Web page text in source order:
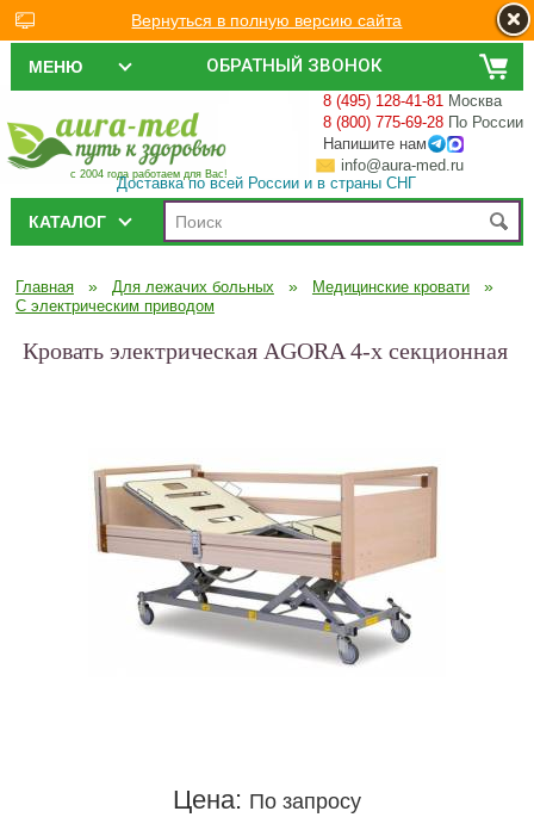
ОБРАТНЫЙ ЗВОНОК
МЕНЮ
с 2004 года работаем для Вас!
8 (495) 128-41-81 Москва
8 (800) 775-69-28 По России
Напишите нам
info@aura-med.ru
Доставка по всей России и в страны СНГ
КАТАЛОГ
Главная » Для лежачих больных » Медицинские кровати »
С электрическим приводом
Кровать электрическая AGORA 4-х секционная
Цена: По запросу
Вернуться в полную версию сайта